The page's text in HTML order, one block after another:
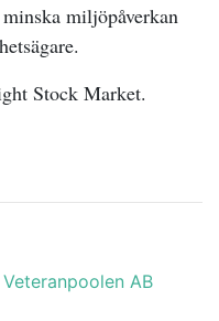
miljöpåverkan
Stock Market.
AB